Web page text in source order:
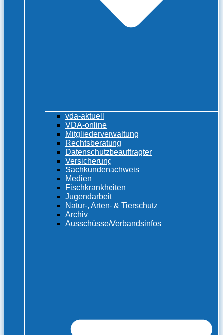
vda-aktuell
VDA-online
Mitgliederverwaltung
Rechtsberatung
Datenschutzbeauftragter
Versicherung
Sachkundenachweis
Medien
Fischkrankheiten
Jugendarbeit
Natur-, Arten- & Tierschutz
Archiv
Ausschüsse/Verbandsinfos